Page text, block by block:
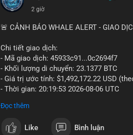
2 giờ
🚨 CẢNH BÁO WHALE ALERT - GIAO
Chi tiết giao dịch:
- Mã giao dịch: 45933c91...0c2694f7
- Khối lượng di chuyển: 23.1377 BTC
- Giá trị ước tính: $1,492,172.22 USD
- Thời gian: 20:19:53 2026-08-06 UTC
Nhận định phân tích hành vi của Cá voi
tiền đáng chú ý nhưng chưa đến mức
Đọc thêm
Like Bình luận